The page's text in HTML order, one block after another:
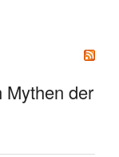
Mythen der